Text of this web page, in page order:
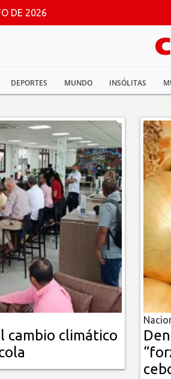
DE 2026
DEPORTES MUNDO INSÓLITAS
cambio climático